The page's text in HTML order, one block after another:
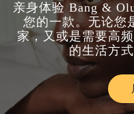
亲身体验 Bang &
您的一款。无论您
家，又或是需要高
的生活方